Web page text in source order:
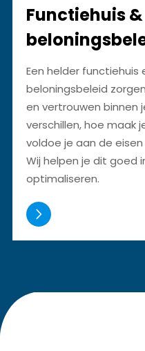
Functiehuis &
Een helder
beloningsbeleid
en vertrouwen binnen
verschillen, hoe maak
voldoe je aan de
Wij helpen je dit goed
optimaliseren.